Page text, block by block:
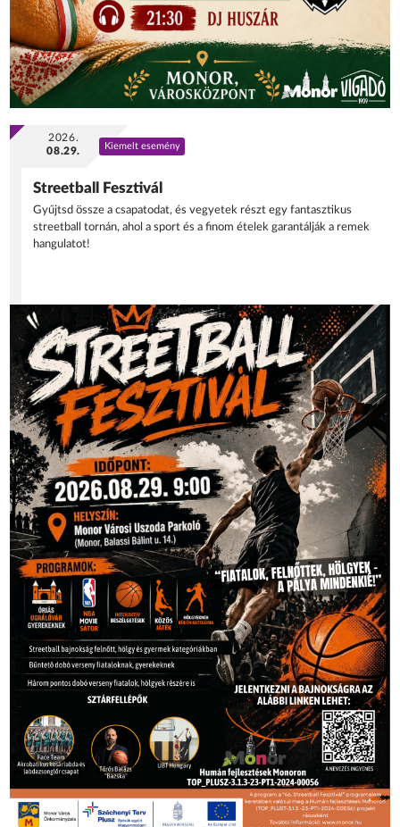
2026.
08.29.
Kiemelt esemény
Streetball Fesztivál
Gyűjtsd össze a csapatodat, és vegyetek részt egy fantasztikus
streetball tornán, ahol a sport és a finom ételek garantálják a remek
hangulatot!